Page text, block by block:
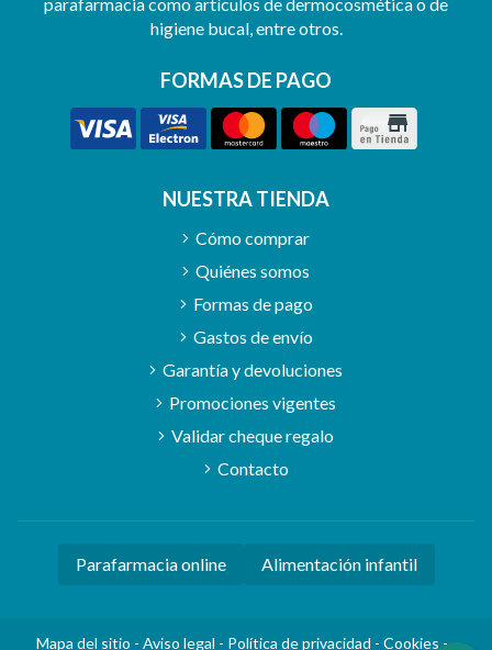
parafarmacia como artículos de dermocosmética o de
higiene bucal, entre otros.
FORMAS DE PAGO
NUESTRA TIENDA
Cómo comprar
Quiénes somos
Formas de pago
Gastos de envío
Garantía y devoluciones
Promociones vigentes
Validar cheque regalo
Contacto
Parafarmacia online Alimentación infantil
Mapa del sitio - Aviso legal - Política de privacidad - Cookies-